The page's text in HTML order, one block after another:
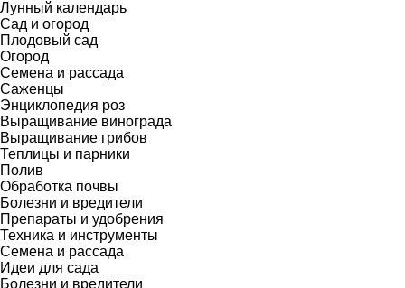
Лунный календарь
Сад и огород
Плодовый сад
Огород
Семена и рассада
Саженцы
Энциклопедия роз
Выращивание винограда
Выращивание грибов
Теплицы и парники
Полив
Обработка почвы
Болезни и вредители
Препараты и удобрения
Техника и инструменты
Семена и рассада
Идеи для сада
Болезни и вредители